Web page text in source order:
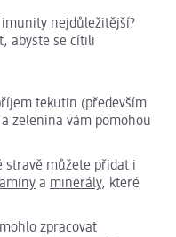
nejdůležitější?
abyste se cítili
tekutin (především
zelenina vám pomohou
stravě můžete přidat i
a minerály, které
zpracovat